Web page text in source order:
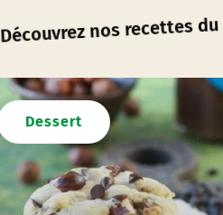
Découvrez nos recettes
Dessert